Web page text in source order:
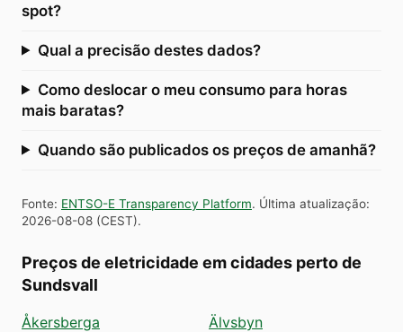
spot?
Qual a precisão destes dados?
Como deslocar o meu consumo para horas
mais baratas?
Quando são publicados os preços de amanhã?
Fonte: ENTSO-E Transparency Platform. Última atualização:
2026-08-08 (CEST).
Preços de eletricidade em cidades perto de
Sundsvall
Åkersberga
Älvsbyn